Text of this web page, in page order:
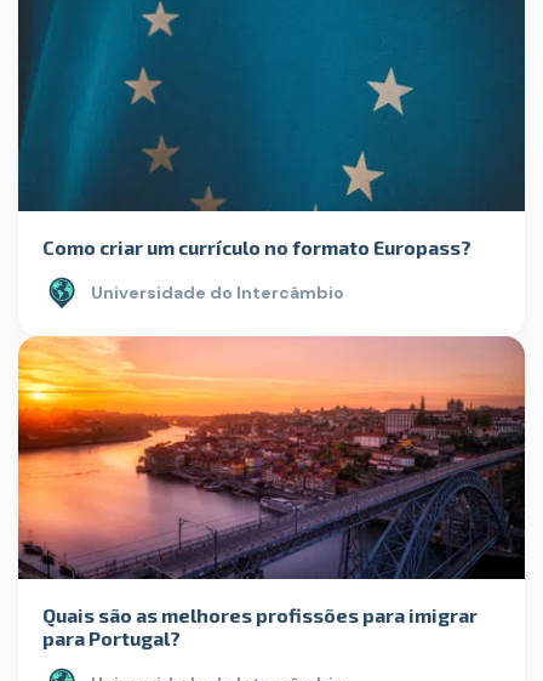
Como criar um currículo no formato Europass?
Universidade do Intercâmbio
Quais são as melhores profissões para imigrar
para Portugal?